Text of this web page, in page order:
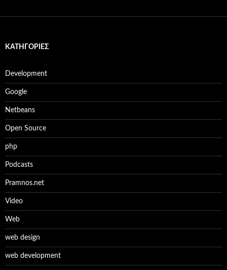
KΑΤΗΓΟΡΊΕΣ
Development
Google
Netbeans
Open Source
php
Podcasts
Pramnos.net
Video
Web
web design
web development